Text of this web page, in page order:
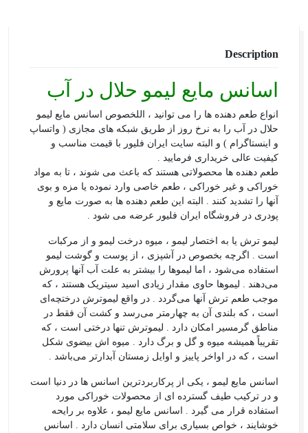
Description
اسانس مایع لیمو حلال در آب
انواع طعم دهنده ها را می توانید ، اللخصوص اسانس مایع لیمو
حلال در آب را به نرخ روز از طریق شبکه های مجازی ( واتساپ
و اینستاگرام ) و البته سایت ایران فلیور با قیمت مناسب و
کیفیت عالی خریداری فرمایید .
طعم دهنده ها محصولاتی هستند که باعث می شوند ، تا به مواد
خوراکی و غیر خوراکی ، طعم خاصی وارد نموده یا مزه و بوی
آنها را تشدید کنند . البته این طعم دهنده ها به صورت مایع و
پودری در فروشگاه ایران فلیور عرضه می شود .
لیمو ترش یا به اختصار لیمو ، میوه درخت لیمو و از مرکبات
است . اگرچه بخصوص در آشپزی ، از پوست و گوشت لیمو
استفاده می‌شود ، اما لیموها را بیشتر به علت آب آنها پرورش
می‌دهند . لیموها حاوی مقدار زیادی اسید سیتریک هستند ، که
موجب طعم ترش آنها می‌گردد . در واقع لیموترش درختچه‌ای
است ، که بلندی آن به چهارمتر می‌رسد و کشت آن فقط در
مناطق گرمسیر امکان دارد . لیموترش تنها درختی است ، که
تقریباً همیشه میوه و گل و برگ دارد . میوه اش بیضوی شکل
است ، که در اواخر پاییز و اوایل زمستان آبدارتر می‌باشد .
اسانس مایع لیمو ، یکی از پرکاربردترین اسانس ها در دنیا است
و در ترکیب طیف گسترده ای از محصولات خوراکی مورد
استفاده قرار می گیرد . اسانس مایع لیمو ، علاوه بر رایحه
خوشایند ، خواص بسیاری برای سلامتی انسان دارد . اسانس